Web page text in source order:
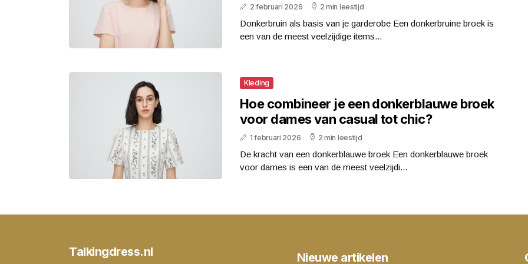
2 februari 2026 2 min leestijd
Donkerbruin als basis van je garderobe Een donkerbruine broek is
een van de meest veelzijdige items...
Kleding
Hoe combineer je een donkerblauwe broek
voor dames van casual tot chic?
1 februari 2026 2 min leestijd
De kracht van een donkerblauwe broek Een donkerblauwe broek
voor dames is een van de meest veelzijdi...
Talkingdress.nl Nieuwe artikelen